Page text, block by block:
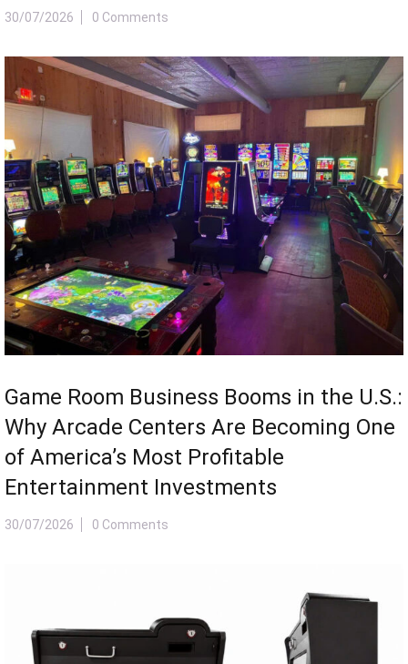
30/07/2026 0 Comments
Game Room Business Booms in the U.S.:
Why Arcade Centers Are Becoming One
of America’s Most Profitable
Entertainment Investments
30/07/2026 0 Comments